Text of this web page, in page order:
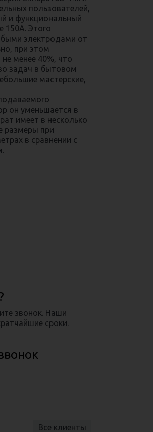
пользователей,
и функциональный
150А. Этого
электродами от
при этом
менее 40%, что
задач в бытовом
мастерские,
он уменьшается в
имеет в несколько
размеры при
в сравнении с
звонок. Наши
сроки.
Все клиенты